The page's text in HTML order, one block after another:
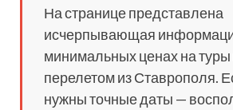
На странице представлена
исчерпывающая
минимальных ценах на туры
перелетом из Ставрополя.
нужны точные даты —